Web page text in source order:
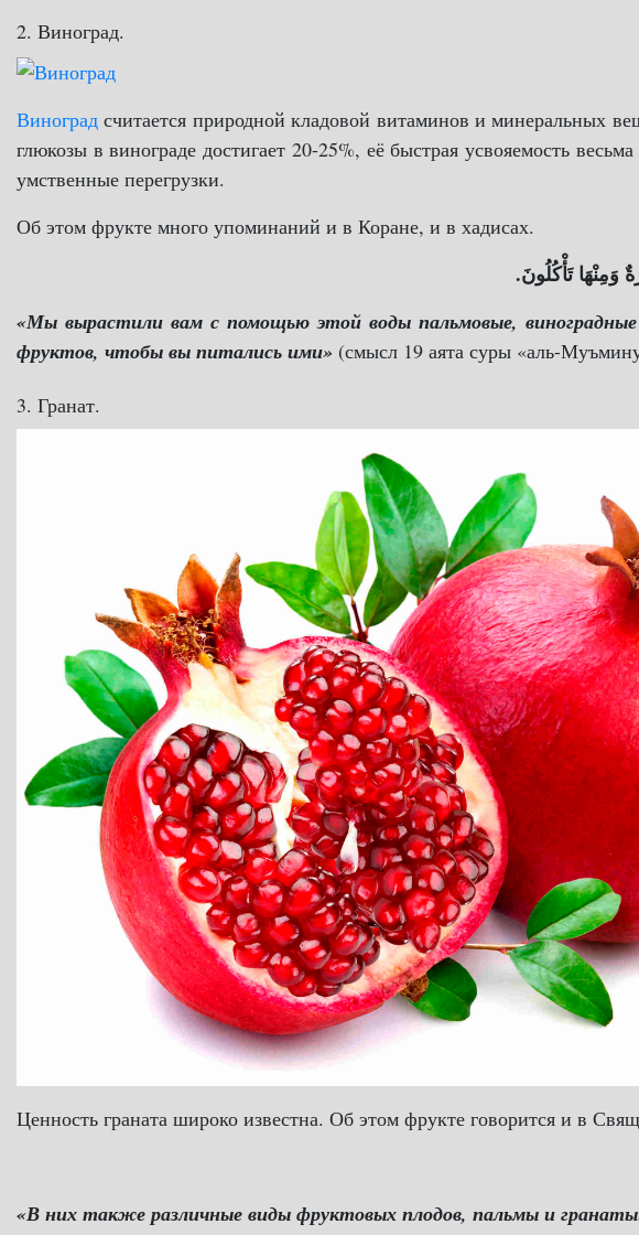
2. Виноград.
Виноград считается природной кладовой витаминов и минеральных
глюкозы в винограде достигает 20-25%, её быстрая усвояемость
умственные перегрузки.
Об этом фрукте много упоминаний и в Коране, и в хадисах.
وَمِنْهَا تَأْكُلُونَ.
«Мы вырастили вам с помощью этой воды пальмовые,
фруктов, чтобы вы питались ими» (смысл 19 аята суры «аль-
3. Гранат.
Ценность граната широко известна. Об этом фрукте говорится и в
«В них также различные виды фруктовых плодов, пальмы и